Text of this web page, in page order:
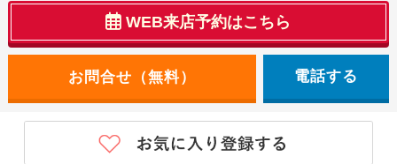
WEB来店予約はこちら
電話する